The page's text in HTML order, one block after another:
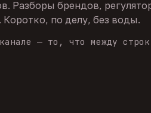
Разборы брендов,
по делу, без воды.
— то, что между